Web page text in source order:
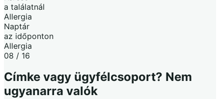
a találatnál
Allergia
Naptár
az időponton
Allergia
08 / 16
Címke vagy ügyfélcsoport? Nem
ugyanarra valók